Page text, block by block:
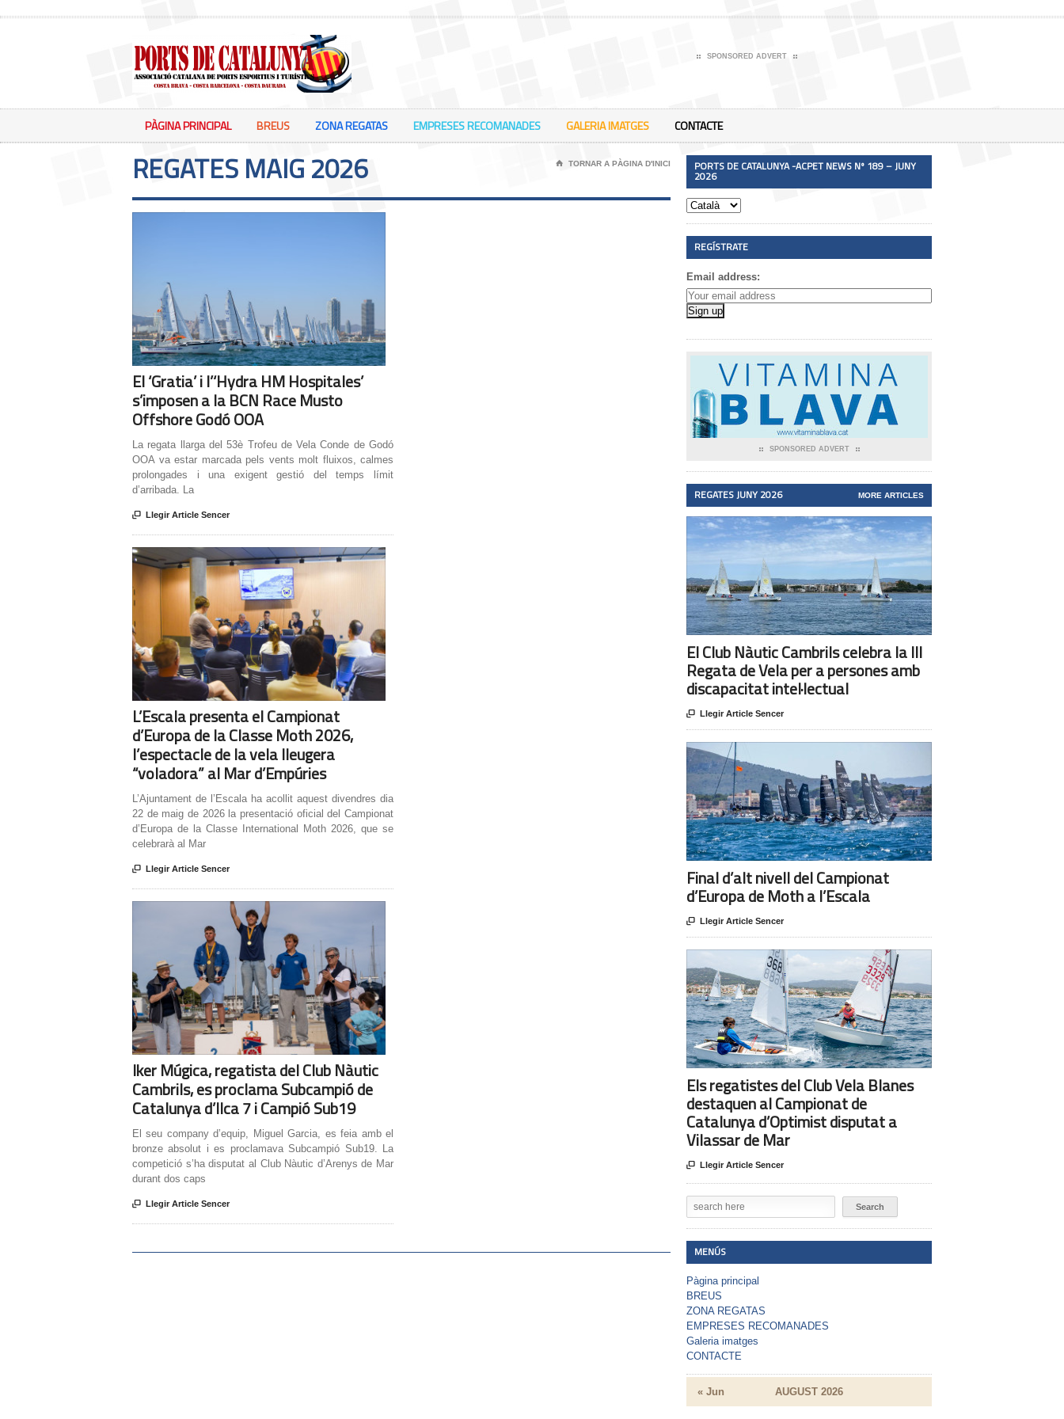
SPONSORED ADVERT
PÀGINA PRINCIPAL BREUS ZONA REGATAS EMPRESES RECOMANADES GALERIA IMATGES CONTACTE
REGATES MAIG 2026 ⌂ TORNAR A PÀGINA D'INICI
El ‘Gratia’ i l’‘Hydra HM Hospitales’
s’imposen a la BCN Race Musto
Offshore Godó OOA
La regata llarga del 53è Trofeu de Vela Conde de Godó
OOA va estar marcada pels vents molt fluixos, calmes
prolongades i una exigent gestió del temps límit
d’arribada. La
 Llegir Article Sencer
L’Escala presenta el Campionat
d’Europa de la Classe Moth 2026,
l’espectacle de la vela lleugera
“voladora” al Mar d’Empúries
L’Ajuntament de l’Escala ha acollit aquest divendres dia
22 de maig de 2026 la presentació oficial del Campionat
d’Europa de la Classe International Moth 2026, que se
celebrarà al Mar
 Llegir Article Sencer
Iker Múgica, regatista del Club Nàutic
Cambrils, es proclama Subcampió de
Catalunya d’Ilca 7 i Campió Sub19
El seu company d’equip, Miguel Garcia, es feia amb el
bronze absolut i es proclamava Subcampió Sub19. La
competició s’ha disputat al Club Nàutic d’Arenys de Mar
durant dos caps
 Llegir Article Sencer
PORTS DE CATALUNYA -ACPET NEWS Nº 189 – JUNY
2026
REGÍSTRATE
Email address:
SPONSORED ADVERT
REGATES JUNY 2026 MORE ARTICLES
El Club Nàutic Cambrils celebra la III
Regata de Vela per a persones amb
discapacitat intel·lectual
 Llegir Article Sencer
Final d’alt nivell del Campionat
d’Europa de Moth a l’Escala
 Llegir Article Sencer
Els regatistes del Club Vela Blanes
destaquen al Campionat de
Catalunya d’Optimist disputat a
Vilassar de Mar
 Llegir Article Sencer
MENÚS
Pàgina principal
BREUS
ZONA REGATAS
EMPRESES RECOMANADES
Galeria imatges
CONTACTE
AUGUST 2026
« Jun